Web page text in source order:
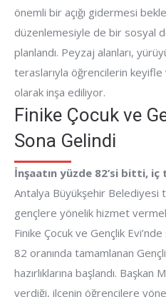
önemli bir açığı gidermesi
düzenlemesiyle de bir sosyal
planlandı. Peyzaj alanları,
teraslarıyla öğrencilerin
olarak inşa ediliyor.
Finike Çocuk ve
Sona Gelindi
İnşaatın yüzde 82’si bitti,
Antalya Büyükşehir Belediyesi
gençlere yönelik hizmet
Finike Çocuk ve Gençlik
82 oranında tamamlanan
hazırlıklarına başlandı.
verdiği, ilçenin öğrencilere